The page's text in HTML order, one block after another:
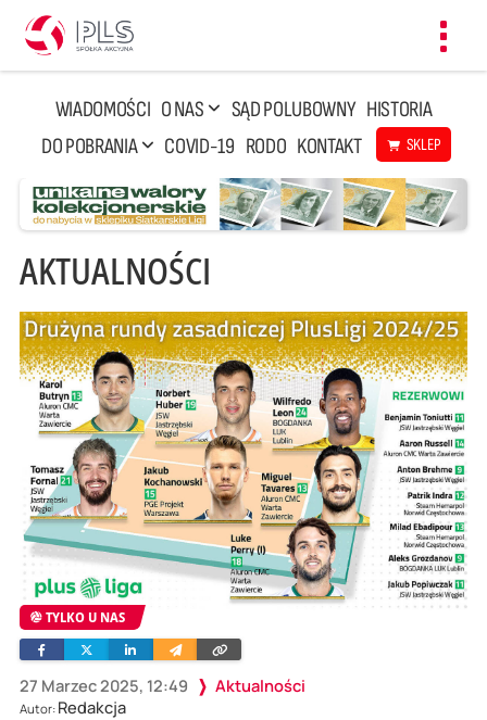
WIADOMOŚCI O NAS SĄD POLUBOWNY HISTORIA
DO POBRANIA
COVID-19 RODO KONTAKT SKLEP
AKTUALNOŚCI
TYLKO U NAS
27 Marzec 2025, 12:49 Aktualności
Autor: Redakcja
FacebookTwitterLinkedinWyślij
e-
Skopiuj
link